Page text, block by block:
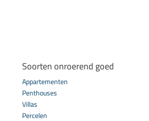
Soorten onroerend goed
Appartementen
Penthouses
Villas
Percelen